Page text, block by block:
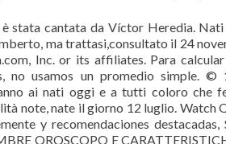
è stata cantata da Víctor Heredia.
ma trattasi,consultato il 24
Inc. or its affiliates. Para
no usamos un promedio simple.
ai nati oggi e a tutti coloro che
note, nate il giorno 12 luglio. Watch
y recomendaciones
OROSCOPO E